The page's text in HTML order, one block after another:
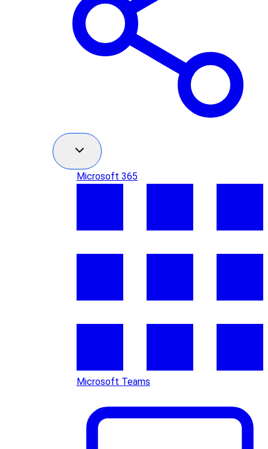
Microsoft 365
Microsoft Teams